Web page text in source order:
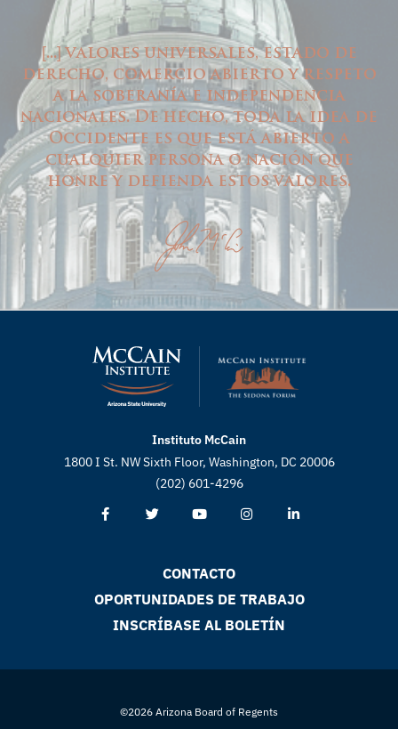
[...]valores universales, estado de
derecho, comercio abierto y respeto
a la soberanía e independencia
nacionales. De hecho, toda la idea de
Occidente es que está abierto a
cualquier persona o nación que
honre y defienda estos valores.
Instituto McCain
1800 I St. NW Sixth Floor, Washington, DC 20006
(202) 601-4296
CONTACTO
OPORTUNIDADES DE TRABAJO
INSCRÍBASE AL BOLETÍN
©2026 Arizona Board of Regents